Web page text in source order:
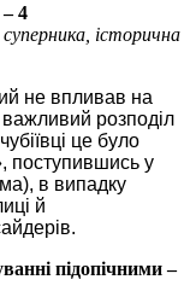
4
історична
не впливав на
важливий розподіл
це було
поступившись у
в випадку
й
підопічними –